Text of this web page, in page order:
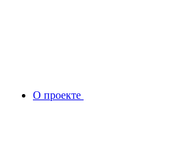
О проекте